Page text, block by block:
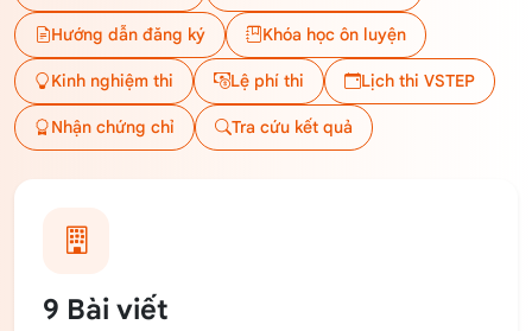
Hướng dẫn đăng ký Khóa học ôn luyện
Kinh nghiệm thi Lệ phí thi Lịch thi VSTEP
Nhận chứng chỉ Tra cứu kết quả
9 Bài viết